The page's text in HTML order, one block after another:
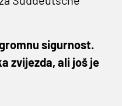
sigurnost.
zvijezda, ali još je